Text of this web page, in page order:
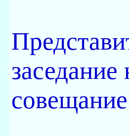
заседание